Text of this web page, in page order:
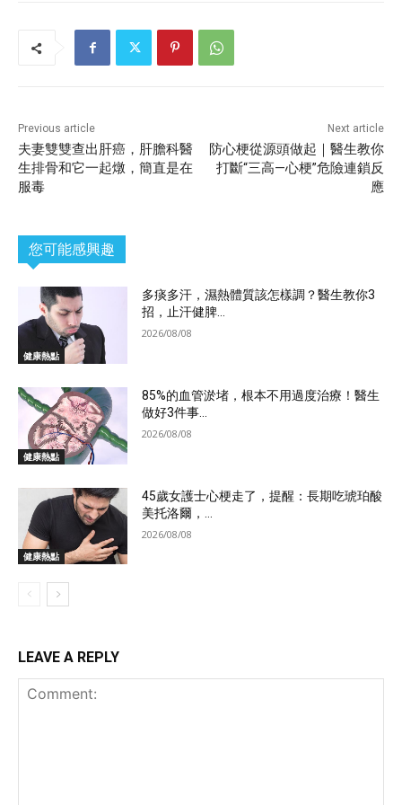
Previous article
夫妻雙雙查出肝癌，肝膽科醫
生排骨和它一起燉，簡直是在
服毒
Next article
防心梗從源頭做起｜醫生教你
打斷“三高—心梗”危險連鎖反
應
您可能感興趣
健康熱點
多痰多汗，濕熱體質該怎樣調？醫生教你3
招，止汗健脾...
2026/08/08
健康熱點
85%的血管淤堵，根本不用過度治療！醫生
做好3件事...
2026/08/08
健康熱點
45歲女護士心梗走了，提醒：長期吃琥珀酸
美托洛爾，...
2026/08/08
LEAVE A REPLY